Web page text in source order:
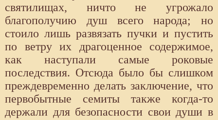
святилищах, ничто не угрожало
благополучию душ всего народа; но
стоило лишь развязать пучки и пустить
по ветру их драгоценное содержимое,
как наступали самые роковые
последствия. Отсюда было бы слишком
преждевременно делать заключение, что
первобытные семиты также когда-то
держали для безопасности свои души в